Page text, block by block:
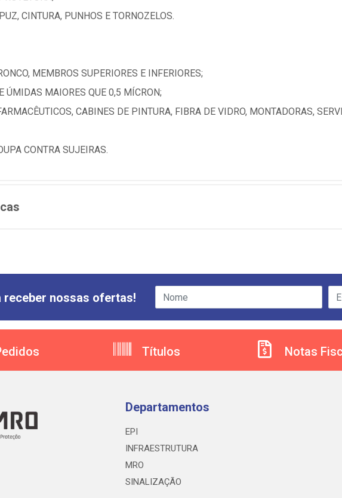
CINTURA, PUNHOS E TORNOZELOS.
MEMBROS SUPERIORES E INFERIORES;
ÚMIDAS MAIORES QUE 0,5 MÍCRON;
CABINES DE PINTURA, FIBRA DE VIDRO, MONTADORAS,
CONTRA SUJEIRAS.
receber nossas ofertas!
Títulos Notas
Departamentos
EPI
INFRAESTRUTURA
MRO
SINALIZAÇÃO